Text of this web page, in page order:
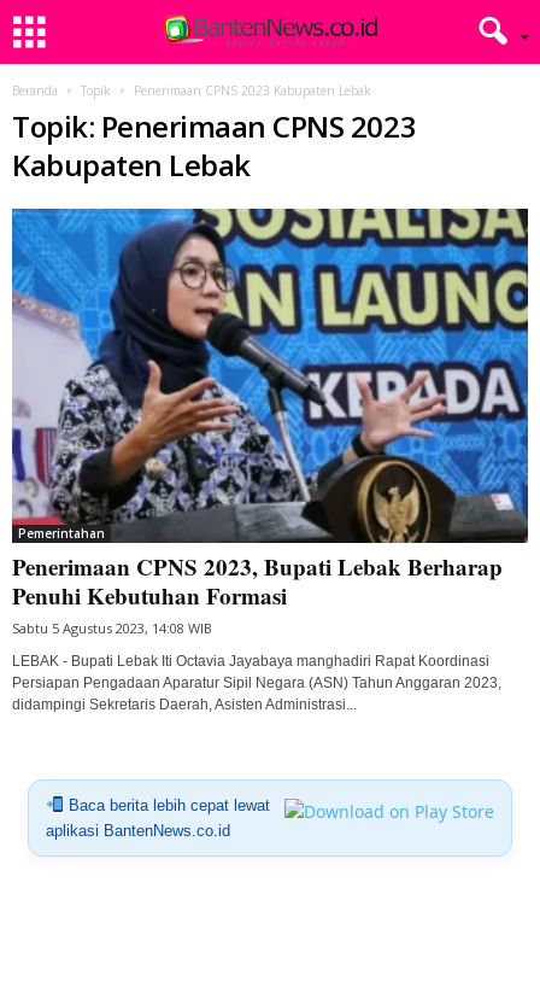
Beranda Topik Penerimaan CPNS 2023 Kabupaten Lebak
Topik: Penerimaan CPNS 2023
Kabupaten Lebak
Pemerintahan
Penerimaan CPNS 2023, Bupati Lebak Berharap
Penuhi Kebutuhan Formasi
Sabtu 5 Agustus 2023, 14:08 WIB
LEBAK - Bupati Lebak Iti Octavia Jayabaya manghadiri Rapat Koordinasi
Persiapan Pengadaan Aparatur Sipil Negara (ASN) Tahun Anggaran 2023,
didampingi Sekretaris Daerah, Asisten Administrasi...
Baca berita lebih cepat lewat
aplikasi BantenNews.co.id